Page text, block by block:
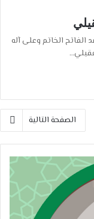
الخاتم وعلى آله
الصفحة التالية